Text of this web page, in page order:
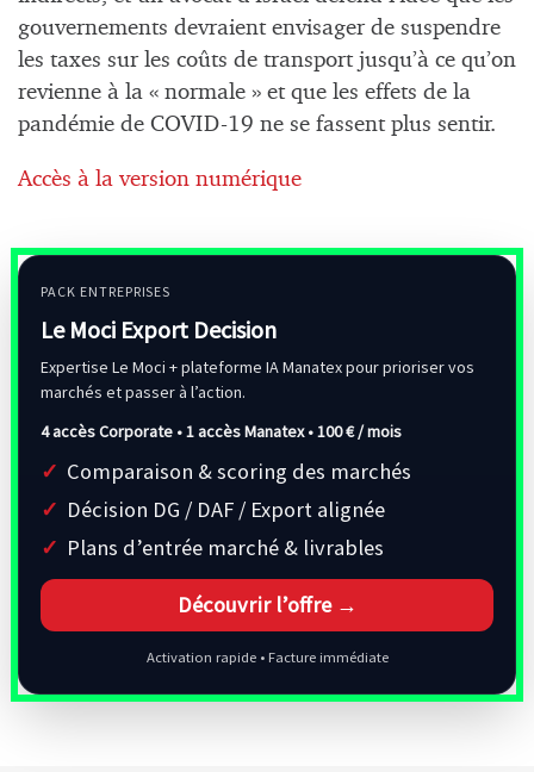
gouvernements devraient envisager de suspendre
les taxes sur les coûts de transport jusqu’à ce qu’on
revienne à la « normale » et que les effets de la
pandémie de COVID-19 ne se fassent plus sentir.
Accès à la version numérique
PACK ENTREPRISES
Le Moci Export Decision
Expertise Le Moci + plateforme IA Manatex pour prioriser vos
marchés et passer à l’action.
4 accès Corporate • 1 accès Manatex •100 € / mois
Comparaison & scoring des marchés
Décision DG / DAF / Export alignée
Plans d’entrée marché & livrables
Découvrir l’offre →
Activation rapide • Facture immédiate